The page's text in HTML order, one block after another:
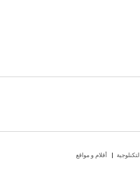
التكنلوجية أقلام و مواقع